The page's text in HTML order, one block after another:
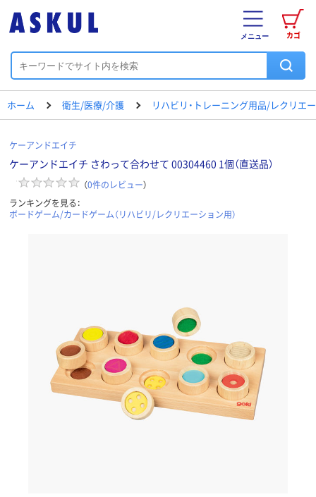
カゴ
メニュー
ホーム 衛生/医療/介護 リハビリ・トレーニング用品/レクリエ
ケーアンドエイチ
ケーアンドエイチ さわって合わせて 00304460 1個（直送品）
（0件のレビュー）
ランキングを見る：
ボードゲーム/カードゲーム（リハビリ/レクリエーション用）